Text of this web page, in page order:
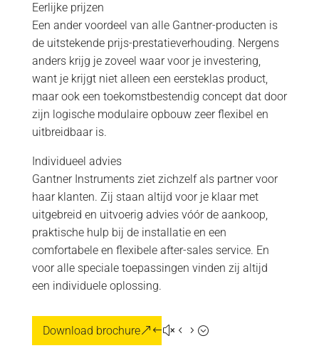
Eerlijke prijzen
Een ander voordeel van alle Gantner-producten is
de uitstekende prijs-prestatieverhouding. Nergens
anders krijg je zoveel waar voor je investering,
want je krijgt niet alleen een eersteklas product,
maar ook een toekomstbestendig concept dat door
zijn logische modulaire opbouw zeer flexibel en
uitbreidbaar is.
Individueel advies
Gantner Instruments ziet zichzelf als partner voor
haar klanten. Zij staan altijd voor je klaar met
uitgebreid en uitvoerig advies vóór de aankoop,
praktische hulp bij de installatie en een
comfortabele en flexibele after-sales service. En
voor alle speciale toepassingen vinden zij altijd
een individuele oplossing.
Download brochure